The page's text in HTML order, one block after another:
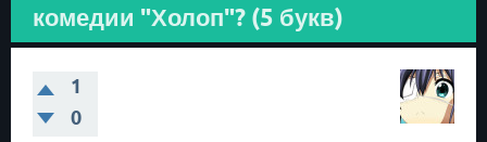
комедии "Холоп"? (5 букв)
1
0